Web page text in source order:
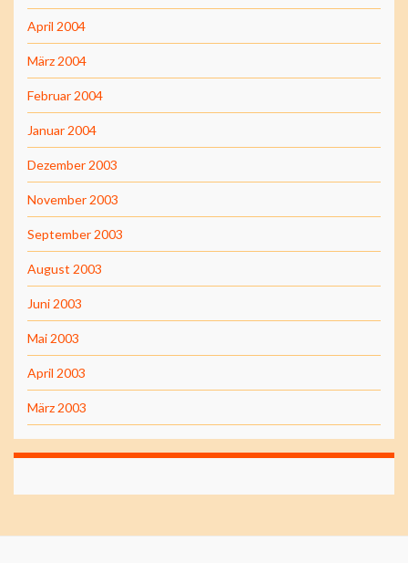
April 2004
März 2004
Februar 2004
Januar 2004
Dezember 2003
November 2003
September 2003
August 2003
Juni 2003
Mai 2003
April 2003
März 2003